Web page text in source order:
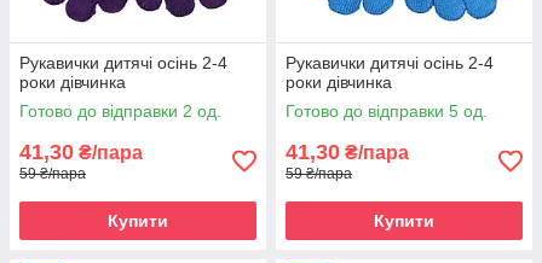
Рукавички дитячі осінь 2-4
роки дівчинка
Готово до відправки 2 од.
41,30 ₴/пара
59 ₴/пара
Купити
Рукавички дитячі осінь 2-4
роки дівчинка
Готово до відправки 5 од.
41,30 ₴/пара
59 ₴/пара
Купити